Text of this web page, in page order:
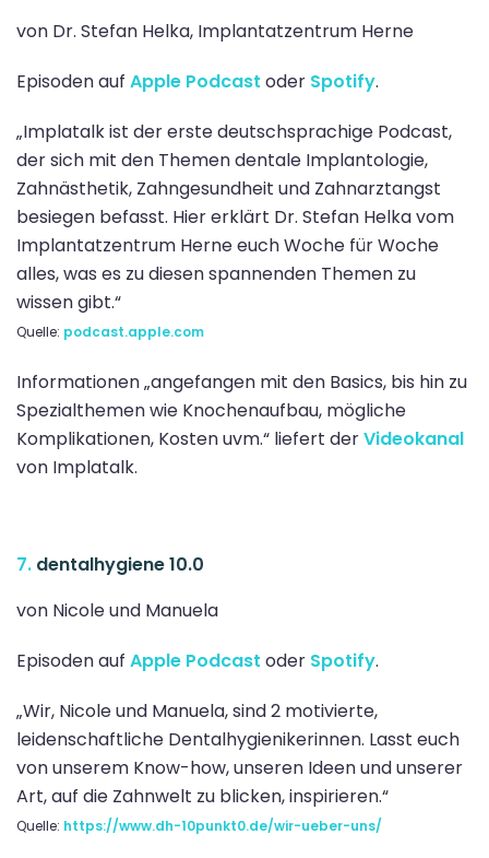
von Dr. Stefan Helka, Implantatzentrum Herne
Episoden auf Apple Podcast oder Spotify.
„Implatalk ist der erste deutschsprachige Podcast,
der sich mit den Themen dentale Implantologie,
Zahnästhetik, Zahngesundheit und Zahnarztangst
besiegen befasst. Hier erklärt Dr. Stefan Helka vom
Implantatzentrum Herne euch Woche für Woche
alles, was es zu diesen spannenden Themen zu
wissen gibt.“
Quelle: podcast.apple.com
Informationen „angefangen mit den Basics, bis hin zu
Spezialthemen wie Knochenaufbau, mögliche
Komplikationen, Kosten uvm.“ liefert derVideokanal
von Implatalk.
7. dentalhygiene 10.0
von Nicole und Manuela
Episoden auf Apple Podcast oder Spotify.
„Wir, Nicole und Manuela, sind 2 motivierte,
leidenschaftliche Dentalhygienikerinnen. Lasst euch
von unserem Know-how, unseren Ideen und unserer
Art, auf die Zahnwelt zu blicken, inspirieren.“
Quelle: https://www.dh-10punkt0.de/wir-ueber-uns/